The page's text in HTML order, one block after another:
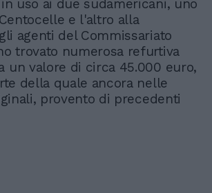
uso ai due sudamericani, uno
e l'altro alla
agenti del Commissariato
trovato numerosa refurtiva
un valore di circa 45.000 euro,
della quale ancora nelle
provento di precedenti